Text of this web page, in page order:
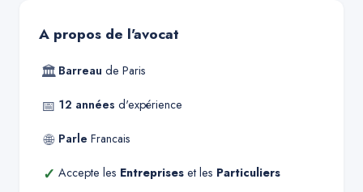
A propos de l'avocat
🏛 Barreau de Paris
📅 12 années d'expérience
🌐 Parle Francais
✓ Accepte les Entreprises et les Particuliers